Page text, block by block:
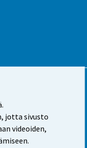
jotta sivusto
videoiden,